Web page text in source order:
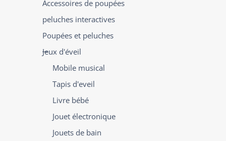
Accessoires de poupées
peluches interactives
Poupées et peluches
Jeux d'éveil
Mobile musical
Tapis d'eveil
Livre bébé
Jouet électronique
Jouets de bain